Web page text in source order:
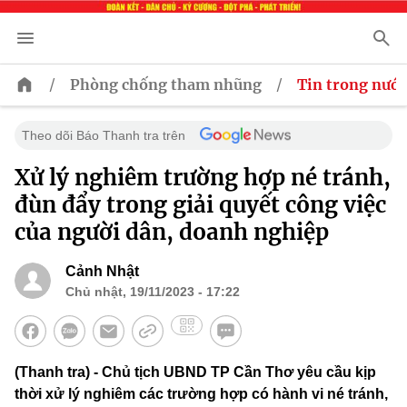
/ Phòng chống tham nhũng / Tin trong nước
Theo dõi Báo Thanh tra trên
Xử lý nghiêm trường hợp né tránh,
đùn đẩy trong giải quyết công việc
của người dân, doanh nghiệp
Cảnh Nhật
Chủ nhật, 19/11/2023 - 17:22
(Thanh tra) - Chủ tịch UBND TP Cần Thơ yêu cầu kịp
thời xử lý nghiêm các trường hợp có hành vi né tránh,